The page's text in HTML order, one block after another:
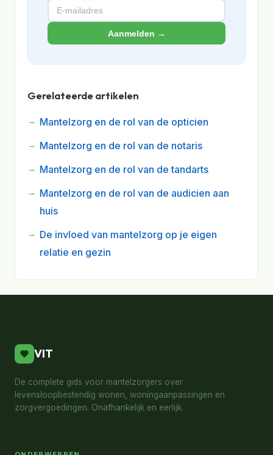
Aanmelden →
Gerelateerde artikelen
Mantelzorg en de rol van de opticien
Mantelzorg en de rol van de notaris
Mantelzorg en de rol van de tandarts
Mantelzorg en de rol van de audicien aan
huis
De invloed van mantelzorg op je eigen
relatie en gezin
VIT
De complete gids voor mantelzorgers over
levensloopbestendig wonen, woningaanpassingen en
zorgvergoedingen. Onafhankelijk en eerlijk.